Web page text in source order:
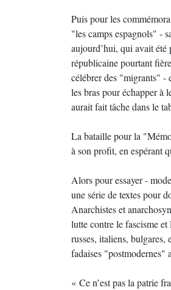
Puis pour les
"les camps espagnols" -
aujourd’hui, qui avait été
républicaine pourtant
célébrer des "migrants" -
les bras pour échapper à
aurait fait tâche dans le
La bataille pour la
à son profit, en espérant
Alors pour essayer -
une série de textes pour
Anarchistes et
lutte contre le fascisme
russes, italiens, bulgares,
fadaises "postmodernes"
« Ce n’est pas la patrie